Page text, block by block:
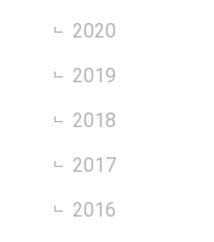
2020
2019
2018
2017
2016